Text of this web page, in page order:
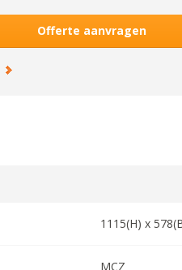
Offerte aanvragen
1115(H) x 578
MCZ